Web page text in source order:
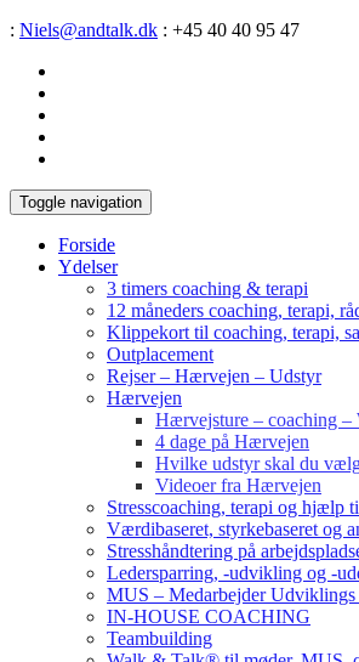
: Niels@andtalk.dk : +45 40 40 95 47
Toggle navigation
Forside
Ydelser
3 timers coaching & terapi
12 måneders coaching, terapi,
Klippekort til coaching, terapi,
Outplacement
Rejser – Hærvejen – Udstyr
Hærvejen
Hærvejsture – coaching –
4 dage på Hærvejen
Hvilke udstyr skal du
Videoer fra Hærvejen
Stresscoaching, terapi og hjælp
Værdibaseret, styrkebaseret og
Stresshåndtering på
Ledersparring, -udvikling og -
MUS – Medarbejder Udviklings
IN-HOUSE COACHING
Teambuilding